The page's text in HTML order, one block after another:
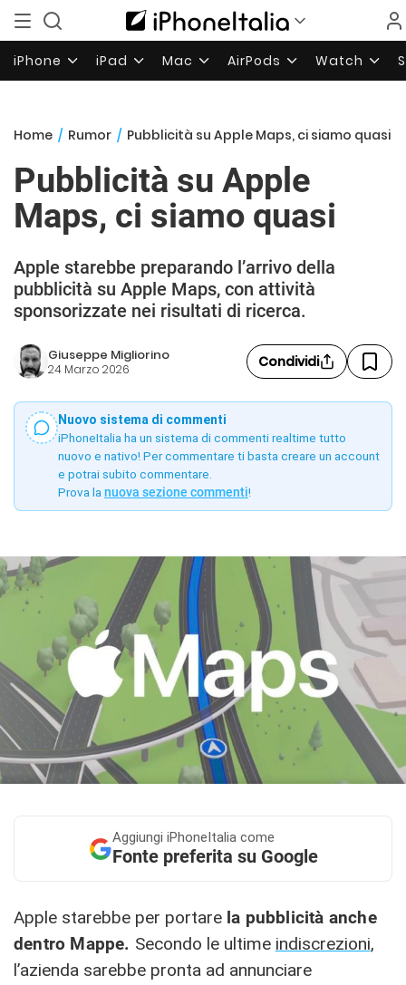
iPhone iPad Mac AirPods Watch
Home / Rumor / Pubblicità su Apple Maps, ci siamo quasi
Pubblicità su Apple
Maps, ci siamo quasi
Apple starebbe preparando l’arrivo della
pubblicità su Apple Maps, con attività
sponsorizzate nei risultati di ricerca.
Giuseppe Migliorino
24 Marzo 2026 Condividi
Nuovo sistema di commenti
iPhoneItalia ha un sistema di commenti realtime tutto
nuovo e nativo! Per commentare ti basta creare un account
e potrai subito commentare.
Prova la nuova sezione commenti!
Aggiungi iPhoneItalia come
Fonte preferita su Google
Apple starebbe per portare la pubblicità anche
dentro Mappe. Secondo le ultime indiscrezioni,
l’azienda sarebbe pronta ad annunciare